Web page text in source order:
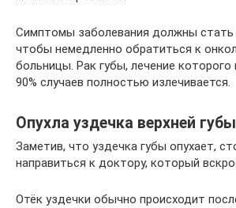
Симптомы заболевания должны стать
чтобы немедленно обратиться к
больницы. Рак губы, лечение которого
90% случаев полностью излечивается.
Опухла уздечка верхней губы
Заметив, что уздечка губы опухает,
направиться к доктору, который
Отёк уздечки обычно происходит